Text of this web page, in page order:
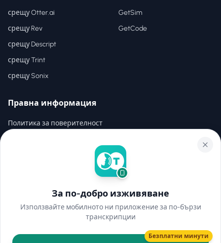
срещу Otter.ai
срещу Rev
срещу Descript
срещу Trint
срещу Sonix
GetSim
GetCode
Правна информация
Политика за поверителност
©2026 Hear2Text.Всички права запазени.
За по-добро изживяване
Използвайте мобилното ни приложение за по-бързи
транскрипции
Безплатни минути